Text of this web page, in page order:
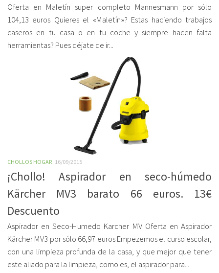
Oferta en Maletín super completo Mannesmann por sólo
104,13 euros Quieres el «Maletín»? Estas haciendo trabajos
caseros en tu casa o en tu coche y siempre hacen falta
herramientas? Pues déjate de ir...
CHOLLOS HOGAR 16/09/2015
¡Chollo! Aspirador en seco-húmedo
Kärcher MV3 barato 66 euros. 13€
Descuento
Aspirador en Seco-Humedo Karcher MV Oferta en Aspirador
Kärcher MV3 por sólo 66,97 euros Empezemos el curso escolar,
con una limpieza profunda de la casa, y que mejor que tener
este aliado para la limpieza, como es, el aspirador para...